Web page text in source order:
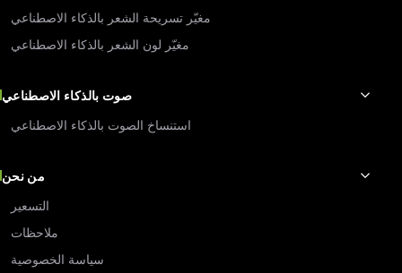
مغيّر تسريحة الشعر بالذكاء الاصطناعي
مغيّر لون الشعر بالذكاء الاصطناعي
صوت بالذكاء الاصطناعي
استنساخ الصوت بالذكاء الاصطناعي
من نحن
التسعير
ملاحظات
سياسة الخصوصية